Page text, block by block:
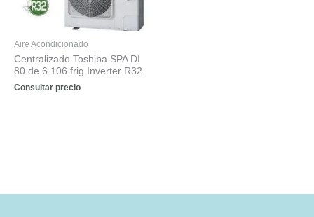
Aire Acondicionado
Centralizado Toshiba SPA DI
80 de 6.106 frig Inverter R32
Consultar precio